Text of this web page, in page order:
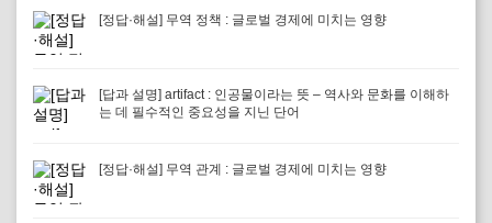
[정답·해설] 무역 정책 : 글로벌 경제에 미치는 영향
[답과 설명] artifact : 인공물이라는 뜻 – 역사와 문화를 이해하
는 데 필수적인 중요성을 지닌 단어
[정답·해설] 무역 관계 : 글로벌 경제에 미치는 영향